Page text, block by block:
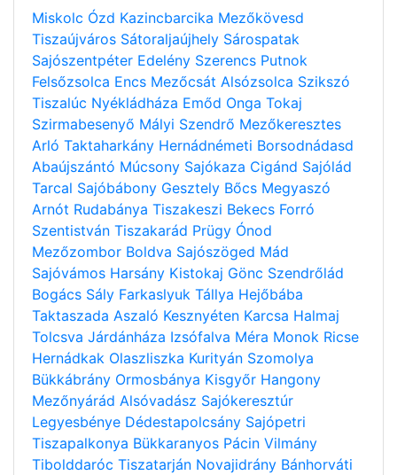
Miskolc Ózd Kazincbarcika Mezőkövesd
Tiszaújváros Sátoraljaújhely Sárospatak
Sajószentpéter Edelény Szerencs Putnok
Felsőzsolca Encs Mezőcsát Alsózsolca Szikszó
Tiszalúc Nyékládháza Emőd Onga Tokaj
Szirmabesenyő Mályi Szendrő Mezőkeresztes
Arló Taktaharkány Hernádnémeti Borsodnádasd
Abaújszántó Múcsony Sajókaza Cigánd Sajólád
Tarcal Sajóbábony Gesztely Bőcs Megyaszó
Arnót Rudabánya Tiszakeszi Bekecs Forró
Szentistván Tiszakarád Prügy Ónod
Mezőzombor Boldva Sajószöged Mád
Sajóvámos Harsány Kistokaj Gönc Szendrőlád
Bogács Sály Farkaslyuk Tállya Hejőbába
Taktaszada Aszaló Kesznyéten Karcsa Halmaj
Tolcsva Járdánháza Izsófalva Méra Monok Ricse
Hernádkak Olaszliszka Kurityán Szomolya
Bükkábrány Ormosbánya Kisgyőr Hangony
Mezőnyárád Alsóvadász Sajókeresztúr
Legyesbénye Dédestapolcsány Sajópetri
Tiszapalkonya Bükkaranyos Pácin Vilmány
Tibolddaróc Tiszatarján Novajidrány Bánhorváti